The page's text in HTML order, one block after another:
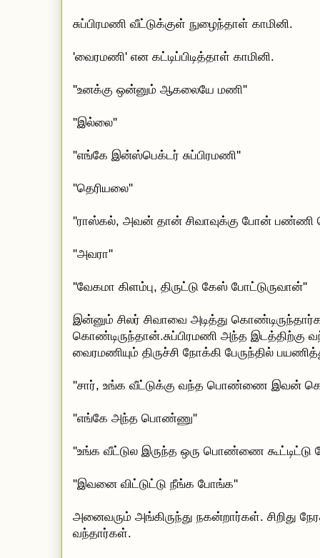
சுப்பிரமணி வீட்டுக்குள் நுழைந்தாள் காமினி.
'வைரமணி' என கட்டிப்பிடித்தாள் காமினி.
''உனக்கு ஒன்னும் ஆகலையே மணி''
''இல்லை''
''எங்கே இன்ஸ்பெக்டர் சுப்பிரமணி''
''தெரியலை''
''ராஸ்கல், அவன் தான் சிவாவுக்கு போன் பண்ணி
''அவரா''
''வேகமா கிளம்பு, திருட்டு கேஸ் போட்டுருவான்''
இன்னும் சிலர் சிவாவை அடித்து
கொண்டிருந்தான்.சுப்பிரமணி அந்த இடத்திற்கு
வைரமணியும் திருச்சி நோக்கி பேருந்தில்
''சார், உங்க வீட்டுக்கு வந்த பொண்ணை இவன்
''எங்கே அந்த பொண்ணு''
''உங்க வீட்டுல இருந்த ஒரு பொண்ணை கூட்டிட்டு
''இவனை விட்டுட்டு நீங்க போங்க''
அனைவரும் அங்கிருந்து நகன்றார்கள். சிறிது
வந்தார்கள்.